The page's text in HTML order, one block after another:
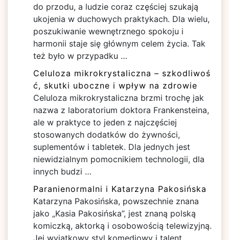
do przodu, a ludzie coraz częściej szukają
ukojenia w duchowych praktykach. Dla wielu,
poszukiwanie wewnętrznego spokoju i
harmonii staje się głównym celem życia. Tak
też było w przypadku …
Celuloza mikrokrystaliczna – szkodliwoś
ć, skutki uboczne i wpływ na zdrowie
Celuloza mikrokrystaliczna brzmi trochę jak
nazwa z laboratorium doktora Frankensteina,
ale w praktyce to jeden z najczęściej
stosowanych dodatków do żywności,
suplementów i tabletek. Dla jednych jest
niewidzialnym pomocnikiem technologii, dla
innych budzi …
Paranienormalni i Katarzyna Pakosińska
Katarzyna Pakosińska, powszechnie znana
jako „Kasia Pakosińska”, jest znaną polską
komiczką, aktorką i osobowością telewizyjną.
Jej wyjątkowy styl komediowy i talent